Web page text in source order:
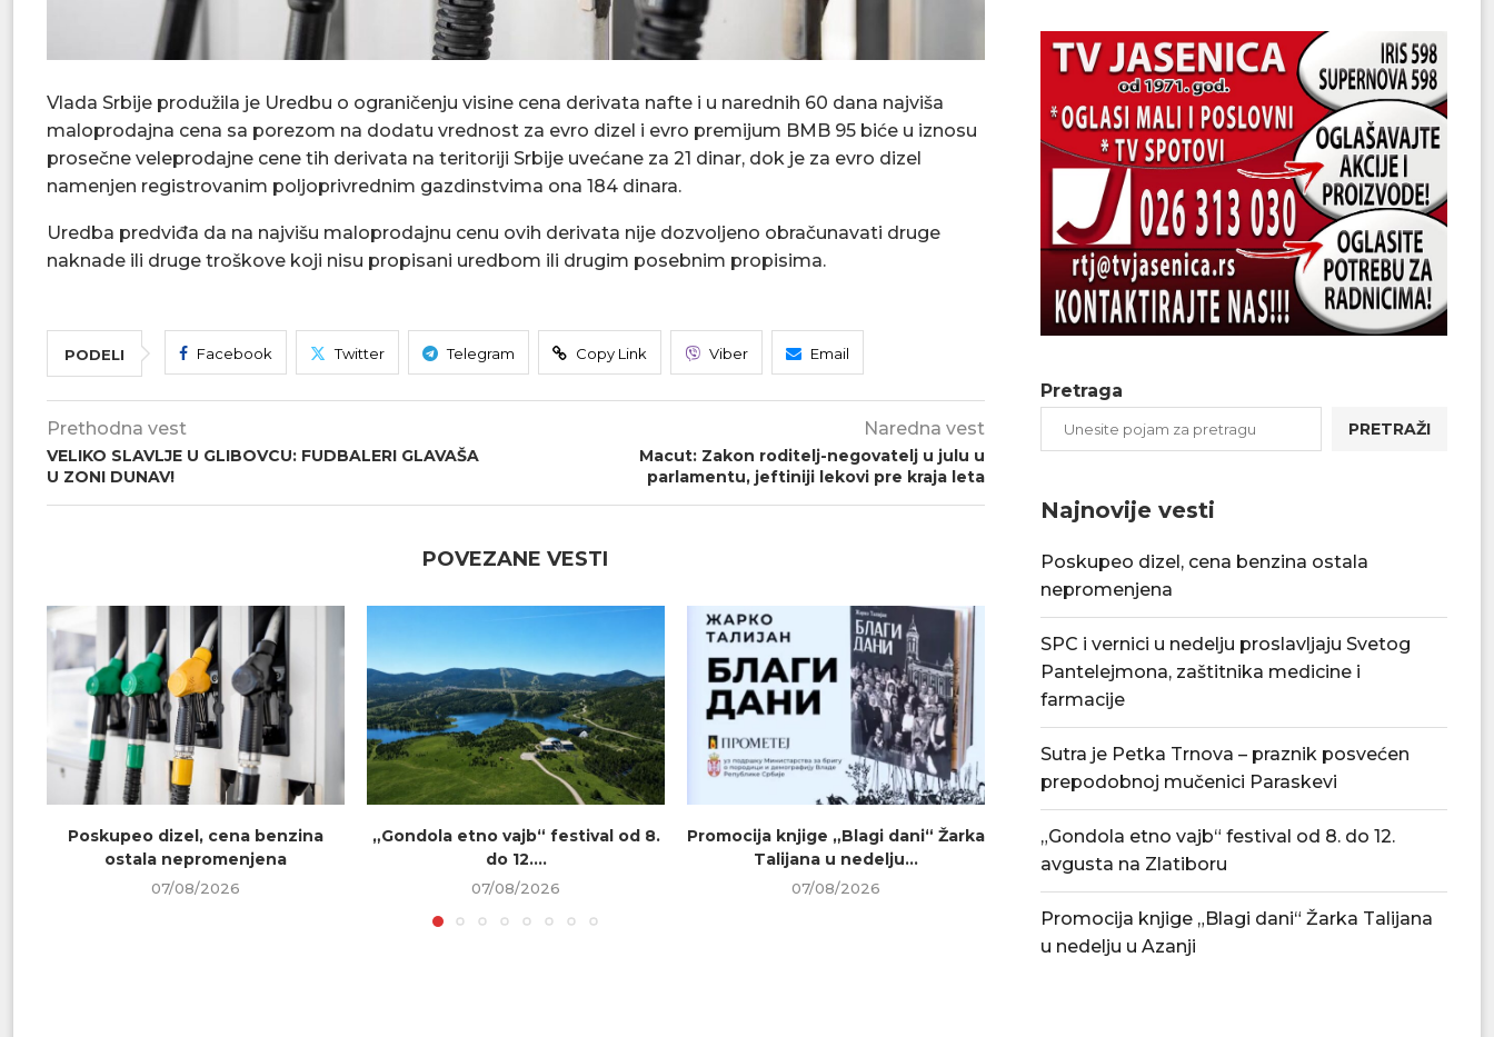
Vlada Srbije produžila je Uredbu o ograničenju visine cena derivata nafte i u narednih 60 dana najviša
maloprodajna cena sa porezom na dodatu vrednost za evro dizel i evro premijum BMB 95 biće u iznosu
prosečne veleprodajne cene tih derivata na teritoriji Srbije uvećane za 21 dinar, dok je za evro dizel
namenjen registrovanim poljoprivrednim gazdinstvima ona 184 dinara.
Uredba predviđa da na najvišu maloprodajnu cenu ovih derivata nije dozvoljeno obračunavati druge
naknade ili druge troškove koji nisu propisani uredbom ili drugim posebnim propisima.
PODELI Facebook Twitter Telegram Copy Link Viber Email
Prethodna vest
VELIKO SLAVLJE U GLIBOVCU: FUDBALERI GLAVAŠA
U ZONI DUNAV!
Naredna vest
Macut: Zakon roditelj-negovatelj u julu u
parlamentu, jeftiniji lekovi pre kraja leta
POVEZANE VESTI
Poskupeo dizel, cena benzina
ostala nepromenjena
07/08/2026
„Gondola etno vajb“ festival od 8.
do 12....
07/08/2026
Promocija knjige „Blagi dani“ Žarka
Talijana u nedelju...
07/08/2026
Nenad Jezdić u predstavi „Knjiga o
Milutinu“ u...
07/08/2026
Ognjenović:
Pretraga
PRETRAŽI
Najnovije vesti
Poskupeo dizel, cena benzina ostala
nepromenjena
SPC i vernici u nedelju proslavljaju Svetog
Pantelejmona, zaštitnika medicine i
farmacije
Sutra je Petka Trnova – praznik posvećen
prepodobnoj mučenici Paraskevi
„Gondola etno vajb“ festival od 8. do 12.
avgusta na Zlatiboru
Promocija knjige „Blagi dani“ Žarka Talijana
u nedelju u Azanji